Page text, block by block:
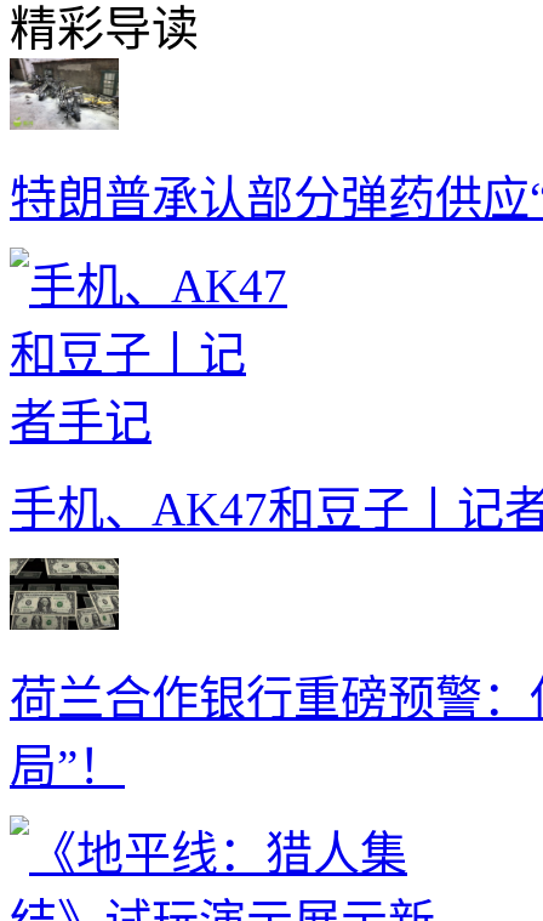
精彩导读
特朗普承认部分弹药供应
手机、AK47和豆子丨记
荷兰合作银行重磅预警
局”！